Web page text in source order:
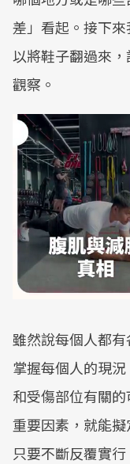
差」看起。接下
以將鞋子翻過來
觀察。
雖然說每個人都
掌握每個人的現
和受傷部位有關
重要因素，就能
只要不斷反覆實